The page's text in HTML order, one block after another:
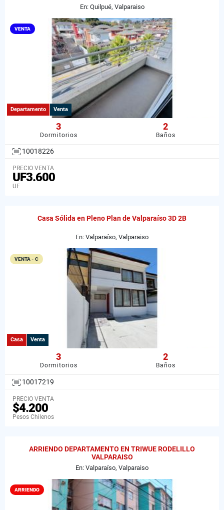
En: Quilpué, Valparaiso
VENTA
Departamento Venta
3
Dormitorios
2
Baños
10018226
PRECIO VENTA
UF3.600
UF
Casa Sólida en Pleno Plan de Valparaíso 3D 2B
En: Valparaíso, Valparaiso
VENTA - C
Casa Venta
3
Dormitorios
2
Baños
10017219
PRECIO VENTA
$4.200
Pesos Chilenos
ARRIENDO DEPARTAMENTO EN TRIWUE RODELILLO
VALPARAISO
En: Valparaíso, Valparaiso
ARRIENDO